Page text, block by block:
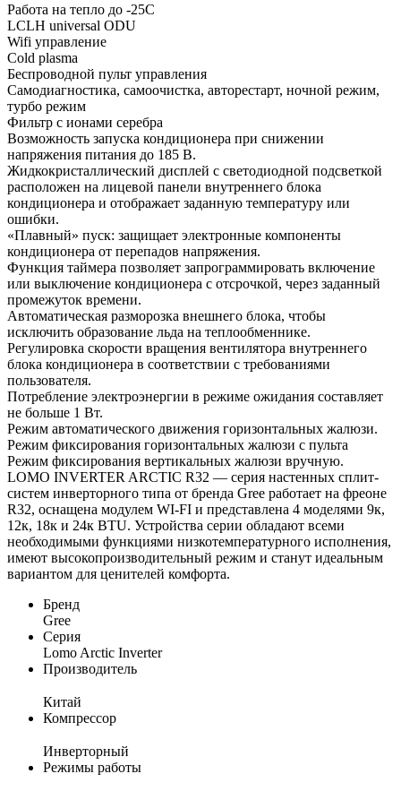
Работа на тепло до -25С
LCLH universal ODU
Wifi управление
Cold plasma
Беспроводной пульт управления
Самодиагностика, самоочистка, авторестарт, ночной режим,
турбо режим
Фильтр с ионами серебра
Возможность запуска кондиционера при снижении
напряжения питания до 185 В.
Жидкокристаллический дисплей с светодиодной подсветкой
расположен на лицевой панели внутреннего блока
кондиционера и отображает заданную температуру или
ошибки.
«Плавный» пуск: защищает электронные компоненты
кондиционера от перепадов напряжения.
Функция таймера позволяет запрограммировать включение
или выключение кондиционера с отсрочкой, через заданный
промежуток времени.
Автоматическая разморозка внешнего блока, чтобы
исключить образование льда на теплообменнике.
Регулировка скорости вращения вентилятора внутреннего
блока кондиционера в соответствии с требованиями
пользователя.
Потребление электроэнергии в режиме ожидания составляет
не больше 1 Вт.
Режим автоматического движения горизонтальных жалюзи.
Режим фиксирования горизонтальных жалюзи с пульта
Режим фиксирования вертикальных жалюзи вручную.
LOMO INVERTER ARCTIC R32 — серия настенных сплит-
систем инверторного типа от бренда Gree работает на фреоне
R32, оснащена модулем WI-FI и представлена 4 моделями 9к,
12к, 18к и 24к BTU. Устройства серии обладают всеми
необходимыми функциями низкотемпературного исполнения,
имеют высокопроизводительный режим и станут идеальным
вариантом для ценителей комфорта.
Бренд
Gree
Серия
Lomo Arctic Inverter
Производитель
Китай
Компрессор
Инверторный
Режимы работы